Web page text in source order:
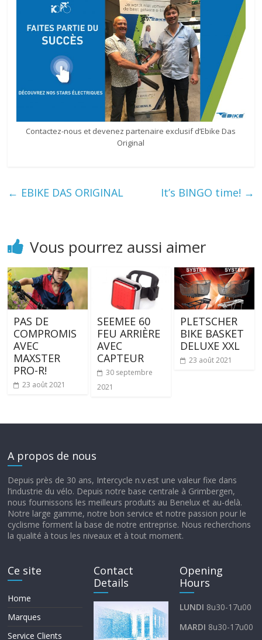
Contactez-nous et devenez partenaire exclusif d’Ebike Das
Original
← EBIKE DAS ORIGINAL It’s BINGO time! →
Vous pourrez aussi aimer
PAS DE
COMPROMIS
AVEC
MAXSTER
PRO-R!
23 août 2021
SEEMEE 60
FEU ARRIÈRE
AVEC
CAPTEUR
30 septembre
2021
PLETSCHER
BIKE BASKET
DELUXE XXL
23 août 2021
A propos de nous
Depuis près de 30 ans, Intercycle n.v.est une valeur fixe dans
l’industrie du vélo. Depuis notre base centrale à Grimbergen,
nous fournissons les meilleurs produits au Benelux et au-delà.
Notre large gamme, notre bon service et notre passion pour le
cyclisme forment la base de notre entreprise. Nous recherchons
la qualité à tous les niveaux et à tout moment.
Ce site
Home
Marques
Service Clients
Contact
Details
Opening
Hours
LUNDI 8u30-17u00
MARDI 8u30-17u00